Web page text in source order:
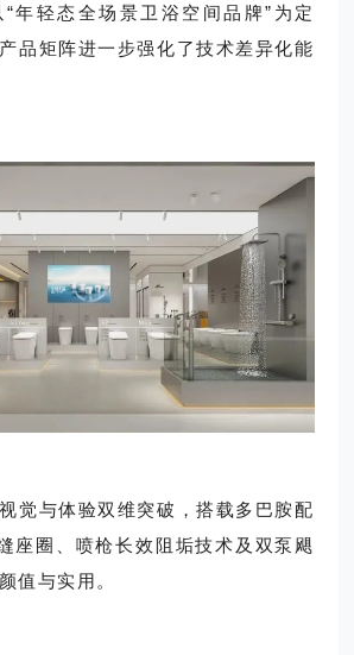
年轻态全场景卫浴空间品牌”为定
品矩阵进一步强化了技术差异化能
觉与体验双维突破，搭载多巴胺配
座圈、喷枪长效阻垢技术及双泵飓
值与实用。